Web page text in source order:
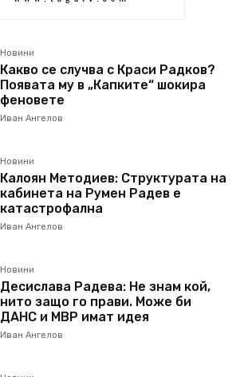
Новини
Какво се случва с Краси Радков?
Появата му в „Капките“ шокира
феновете
Иван Ангелов
Новини
Калоян Методиев: Структурата на
кабинета на Румен Радев е
катастрофална
Иван Ангелов
Новини
Десислава Радева: Не знам кой,
нито защо го прави. Може би
ДАНС и МВР имат идея
Иван Ангелов